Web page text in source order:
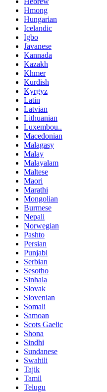
Hmong
Hungarian
Icelandic
Igbo
Javanese
Kannada
Kazakh
Khmer
Kurdish
Kyrgyz
Latin
Latvian
Lithuanian
Luxembou..
Macedonian
Malagasy
Malay
Malayalam
Maltese
Maori
Marathi
Mongolian
Burmese
Nepali
Norwegian
Pashto
Persian
Punjabi
Serbian
Sesotho
Sinhala
Slovak
Slovenian
Somali
Samoan
Scots Gaelic
Shona
Sindhi
Sundanese
Swahili
Tajik
Tamil
Telugu